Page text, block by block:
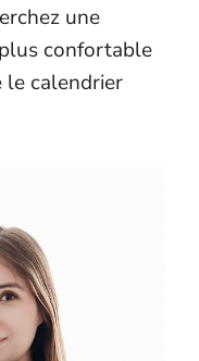
une
confortable
le calendrier